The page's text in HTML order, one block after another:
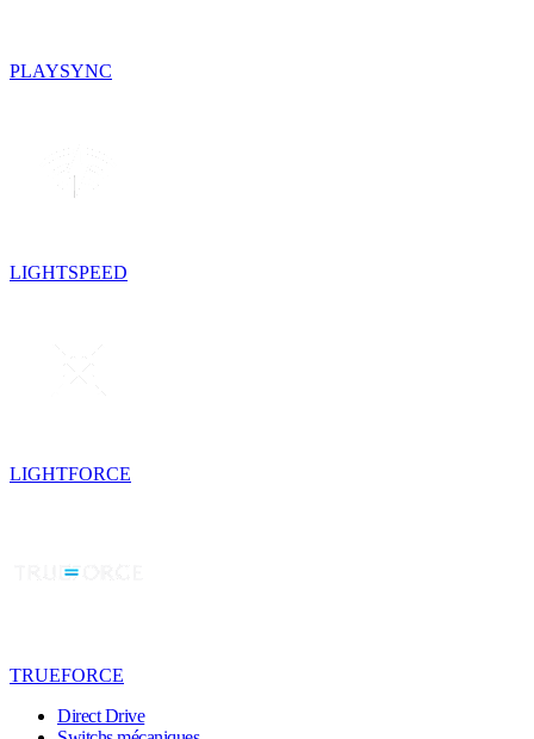
PLAYSYNC
LIGHTSPEED
LIGHTFORCE
TRUEFORCE
Direct Drive